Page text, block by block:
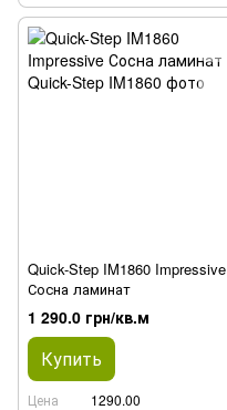
Quick-Step IM1860 Impressive
Сосна ламинат
1 290.0 грн/кв.м
Купить
Цена
1290.00